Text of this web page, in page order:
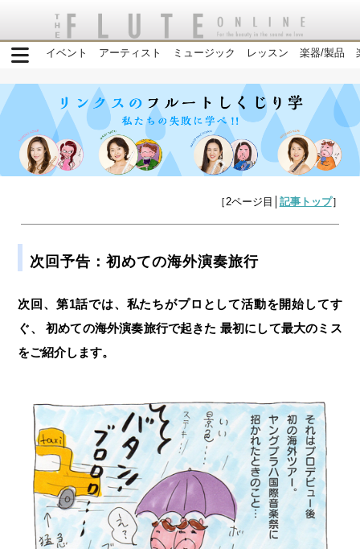
イベント アーティスト ミュージック レッスン 楽器/製品
［2ページ目│ 記事トップ］
次回予告：初めての海外演奏旅行
次回、第1話では、私たちがプロとして活動を開始してす
ぐ、 初めての海外演奏旅行で起きた 最初にして最大のミス
をご紹介します。